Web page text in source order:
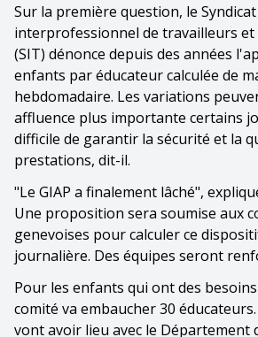
Sur la première question, le Syndicat
interprofessionnel de travailleurs et
(SIT) dénonce depuis des années
enfants par éducateur calculée de
hebdomadaire. Les variations
affluence plus importante certains
difficile de garantir la sécurité et la
prestations, dit-il.
"Le GIAP a finalement lâché",
Une proposition sera soumise aux
genevoises pour calculer ce
journalière. Des équipes seront
Pour les enfants qui ont des
comité va embaucher 30
vont avoir lieu avec le Département